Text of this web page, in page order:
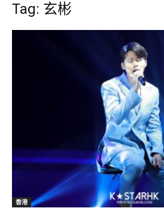
Tag: 玄彬
香港